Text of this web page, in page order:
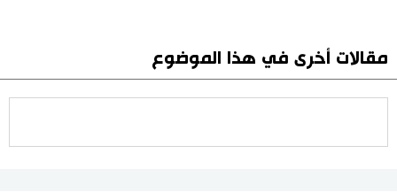
مقالات أخرى في هذا الموضوع